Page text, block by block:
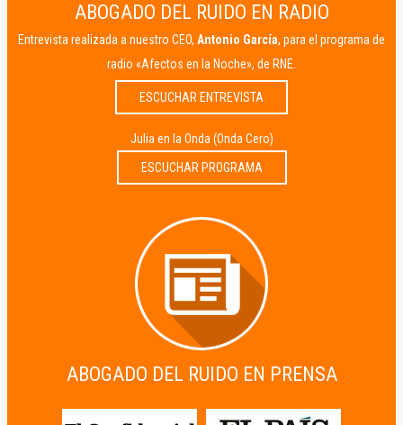
ABOGADO DEL RUIDO EN RADIO
Entrevista realizada a nuestro CEO, Antonio García, para el programa de
radio «Afectos en la Noche», de RNE.
ESCUCHAR ENTREVISTA
Julia en la Onda (Onda Cero)
ESCUCHAR PROGRAMA
ABOGADO DEL RUIDO EN PRENSA